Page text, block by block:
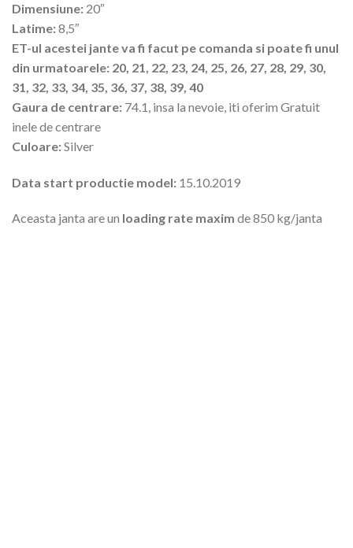
Dimensiune: 20″
Latime:8,5″
ET-ul acestei jante va fi facut pe comanda si poate fi unul
din urmatoarele: 20, 21, 22, 23, 24, 25, 26, 27, 28, 29, 30,
31, 32, 33, 34, 35, 36, 37, 38, 39, 40
Gaura de centrare: 74.1, insa la nevoie, iti oferim Gratuit
inele de centrare
Culoare:Silver
Data start productie model: 15.10.2019
Aceasta janta are un loading rate maxim de 850 kg/janta